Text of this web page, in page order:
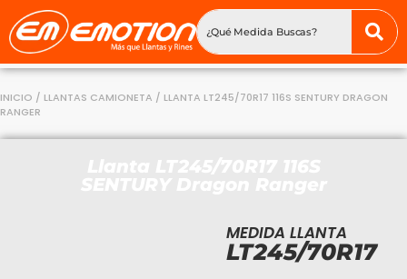
INICIO / LLANTAS CAMIONETA / LLANTA LT245/70R17 116S SENTURY DRAGON
RANGER
MEDIDA LLANTA
LT245/70R17